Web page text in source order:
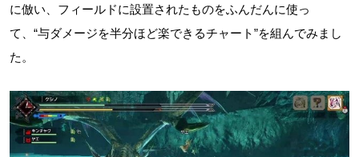
に倣い、フィールドに設置されたものをふんだんに使っ
て、“与ダメージを半分ほど楽できるチャート”を組んでみまし
た。